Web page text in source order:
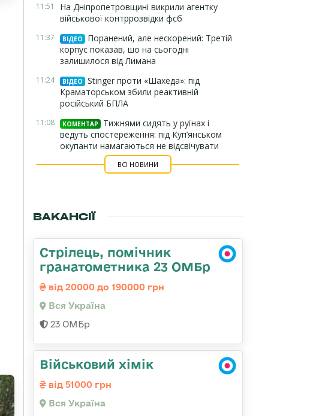
11:51
На Дніпропетровщині викрили агентку
військової контррозвідки фсб
11:37 ВІДЕО
Поранений, але нескорений: Третій
корпус показав, шо на сьогодні
залишилося від Лимана
11:24 ВІДЕО
Stinger проти «Шахеда»: під
Краматорськом збили реактивній
російський БПЛА
11:08 КОМЕНТАР
Тижнями сидять у руїнах і
ведуть спостереження: під Куп’янськом
окупанти намагаються не відсвічувати
ВСІ НОВИНИ
ВАКАНСІЇ
Стрілець, помічник
гранатометника 23 ОМБр
від 20000 до 190000 грн
Вся Україна
23 ОМБр
Військовий хімік
від 51000 грн
Вся Україна